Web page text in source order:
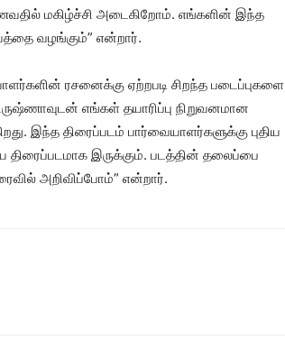
மகிழ்ச்சி அடைகிறோம். எங்களின் இந்த
வழங்கும்” என்றார்.
ரசனைக்கு ஏற்றபடி சிறந்த படைப்புகளை
எங்கள் தயாரிப்பு நிறுவனமான
இந்த திரைப்படம் பார்வையாளர்களுக்கு புதிய
இருக்கும். படத்தின் தலைப்பை
அறிவிப்போம்” என்றார்.